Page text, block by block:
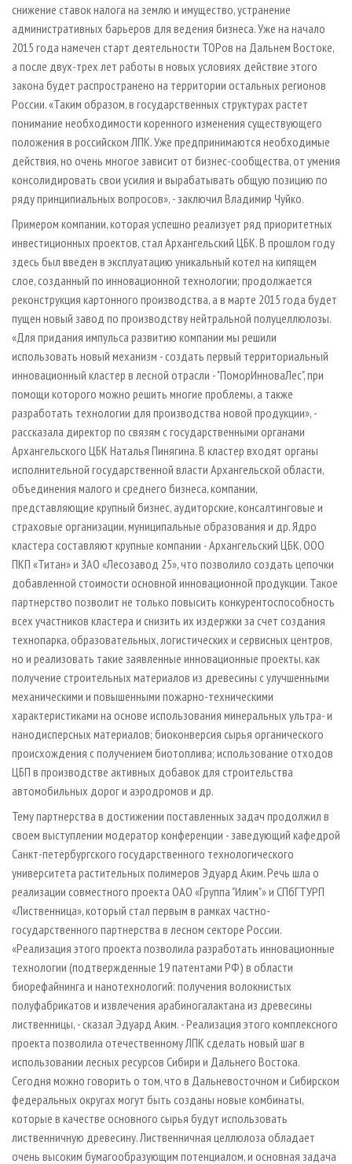
снижение ставок налога на землю и имущество, устранение
административных барьеров для ведения бизнеса. Уже на начало
2015 года намечен старт деятельности ТОРов на Дальнем Востоке,
а после двух­-трех лет работы в новых условиях действие этого
закона будет распространено на территории остальных регионов
России. «Таким образом, в государственных структурах растет
понимание необходимости коренного изменения существующего
положения в российском ЛПК. Уже предпринимаются необходимые
действия, но очень многое зависит от бизнес­-сообщества, от умения
консолидировать свои усилия и вырабатывать общую позицию по
ряду принципиальных вопросов», - заключил Владимир Чуйко.
Примером компании, которая успешно реализует ряд приоритетных
инвестиционных проектов, стал Архангельский ЦБК. В прошлом году
здесь был введен в эксплуатацию уникальный котел на кипящем
слое, созданный по инновационной технологии; продолжается
реконструкция картонного производства, а в марте 2015 года будет
пущен новый завод по производству нейтральной полуцеллюлозы.
«Для придания импульса развитию компании мы решили
использовать новый механизм - создать первый территориальный
инновационный кластер в лесной отрасли - "ПоморИнноваЛес", при
помощи которого можно решить многие проблемы, а также
разработать технологии для производства новой продукции», -
рассказала директор по связям с государственными органами
Архангельского ЦБК Наталья Пинягина. В кластер входят органы
исполнительной государственной власти Архангельской области,
объединения малого и среднего бизнеса, компании,
представляющие крупный бизнес, аудиторские, консалтинговые и
страховые организации, муниципальные образования и др. Ядро
кластера составляют крупные компании - Архангельский ЦБК, ООО
ПКП «Титан» и ЗАО «Лесозавод 25», что позволило создать цепочки
добавленной стоимости основной инновационной продукции. Такое
партнерство позволит не только повысить конкурентоспособность
всех участников кластера и снизить их издержки за счет создания
технопарка, образовательных, логистических и сервисных центров,
но и реализовать такие заявленные инновационные проекты, как
получение строительных материалов из древесины с улучшенными
механическими и повышенными пожарно­-техническими
характеристиками на основе использования минеральных ультра- и
нанодисперсных материалов; биоконверсия сырья органического
происхождения с получением биотоплива; использование отходов
ЦБП в производстве активных добавок для строительства
автомобильных дорог и аэродромов и др.
Тему партнерства в достижении поставленных задач продолжил в
своем выступлении модератор конференции - заведующий кафедрой
Санкт­-петербургского государственного технологического
университета растительных полимеров Эдуард Аким. Речь шла о
реализации совместного проекта ОАО «Группа "Илим"» и СПбГТУРП
«Лиственница», который стал первым в рамках частно­-
государственного партнерства в лесном секторе России.
«Реализация этого проекта позволила разработать инновационные
технологии (подтвержденные 19 патентами РФ) в области
биорефайнинга и нанотехнологий: получения волокнистых
полуфабрикатов и извлечения арабиногалактана из древесины
лиственницы, - сказал Эдуард Аким. - Реализация этого комплексного
проекта позволила отечественному ЛПК сделать новый шаг в
использовании лесных ресурсов Сибири и Дальнего Востока.
Сегодня можно говорить о том, что в Дальневосточном и Сибирском
федеральных округах могут быть созданы новые комбинаты,
которые в качестве основного сырья будут использовать
лиственничную древесину. Лиственничная целлюлоза обладает
очень высоким бумагообразующим потенциалом, и основная задача